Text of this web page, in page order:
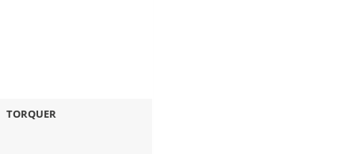
TORQUER